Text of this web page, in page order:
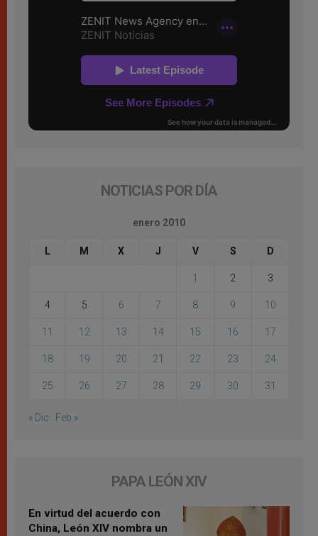
NOTICIAS POR DÍA
enero 2010
L M X J V S D
1 2 3
4 5 6 7 8 9 10
11 12 13 14 15 16 17
18 19 20 21 22 23 24
25 26 27 28 29 30 31
« Dic Feb »
PAPA LEÓN XIV
En virtud del acuerdo con
China, León XIV nombra un